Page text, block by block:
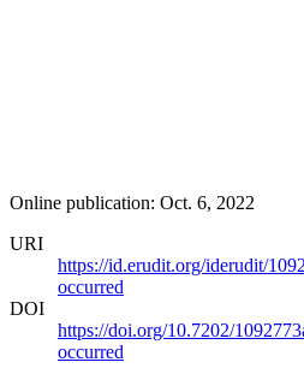
Online publication: Oct. 6, 2022
URI
https://id.erudit.org/iderudit/
occurred
DOI
https://doi.org/10.7202/
occurred